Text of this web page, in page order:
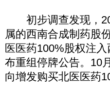
初步调查发现，
属的西南合成制药股
医医药100%股权注
布重组停牌公告。10
向增发购买北医医药